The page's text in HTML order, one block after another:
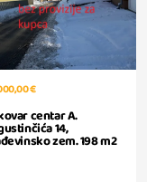
€
centar A.
14,
zem. 198 m2